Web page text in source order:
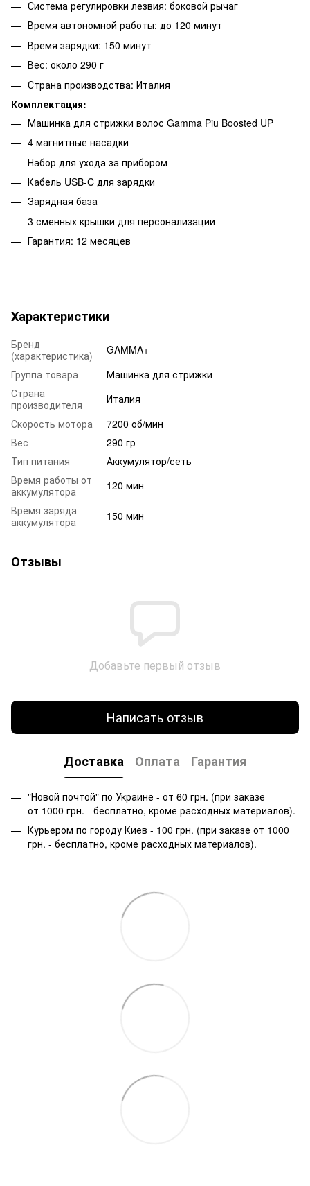
Система регулировки лезвия: боковой рычаг
Время автономной работы: до 120 минут
Время зарядки: 150 минут
Вес: около 290 г
Страна производства: Италия
Комплектация:
Машинка для стрижки волос Gamma Piu Boosted UP
4 магнитные насадки
Набор для ухода за прибором
Кабель USB-C для зарядки
Зарядная база
3 сменных крышки для персонализации
Гарантия: 12 месяцев
Характеристики
Бренд
(характеристика)
GAMMA+
Группа товара
Машинка для стрижки
Страна
производителя
Италия
Скорость мотора
7200 об/мин
Вес
290 гр
Тип питания
Аккумулятор/сеть
Время работы от
аккумулятора
120 мин
Время заряда
аккумулятора
150 мин
Отзывы
Добавьте первый отзыв
Написать отзыв
Доставка Оплата Гарантия
"Новой почтой" по Украине - от 60 грн. (при заказе
от 1000 грн. - бесплатно, кроме расходных материалов).
Курьером по городу Киев - 100 грн. (при заказе от 1000
грн. - бесплатно, кроме расходных материалов).